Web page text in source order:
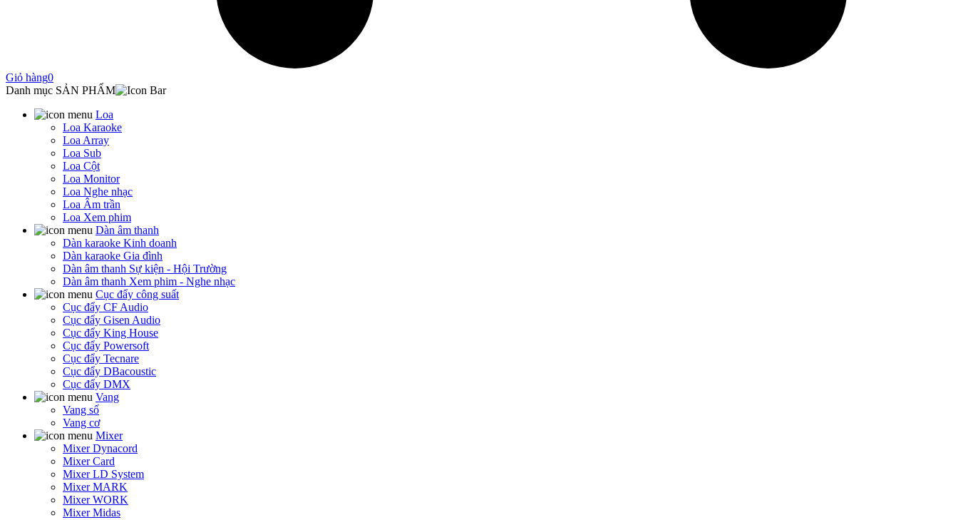
Giỏ hàng0
Danh mục SẢN PHẨM
Loa
Loa Karaoke
Loa Array
Loa Sub
Loa Cột
Loa Monitor
Loa Nghe nhạc
Loa Âm trần
Loa Xem phim
Dàn âm thanh
Dàn karaoke Kinh doanh
Dàn karaoke Gia đình
Dàn âm thanh Sự kiện - Hội Trường
Dàn âm thanh Xem phim - Nghe nhạc
Cục đẩy công suất
Cục đẩy CF Audio
Cục đẩy Gisen Audio
Cục đẩy King House
Cục đẩy Powersoft
Cục đẩy Tecnare
Cục đẩy DBacoustic
Cục đẩy DMX
Vang
Vang số
Vang cơ
Mixer
Mixer Dynacord
Mixer Card
Mixer LD System
Mixer MARK
Mixer WORK
Mixer Midas